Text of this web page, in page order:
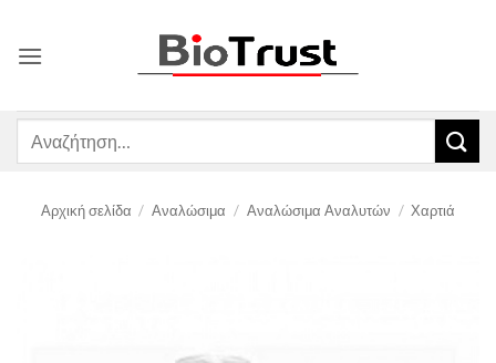
περιεχόμενο
Αναζήτηση
Αρχική σελίδα / Αναλώσιμα / Αναλώσιμα Αναλυτών / Χαρτιά